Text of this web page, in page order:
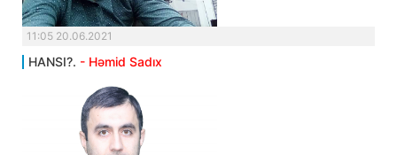
11:05 20.06.2021
HANSI?. - Həmid Sadıx